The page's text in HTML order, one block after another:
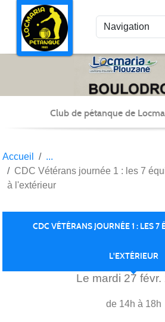
Club de pétanque de
Accueil
CDC Vétérans journée 1 : les 7
à l'extérieur
CDC VÉTÉRANS JOURNÉE 1 : LES 7
L'EXTÉRIEUR
Le mardi 27 févr.
de 14h à 18h
Panneau de gestion des cookies